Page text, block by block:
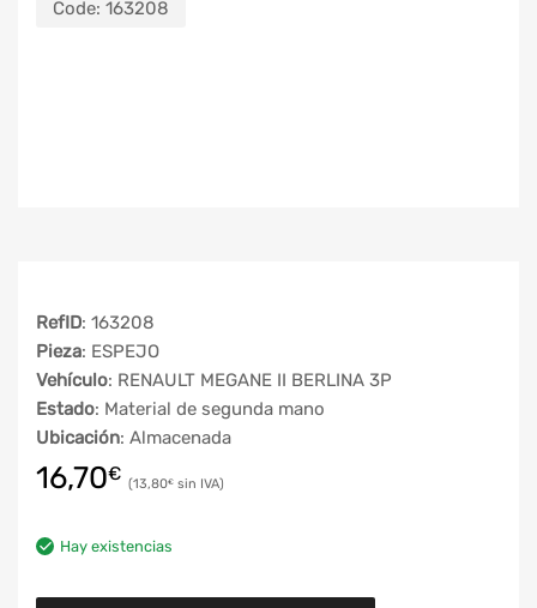
Code: 163208
RefID: 163208
Pieza: ESPEJO
Vehículo: RENAULT MEGANE II BERLINA 3P
Estado: Material de segunda mano
Ubicación: Almacenada
16,70€ 13,80€
Hay existencias